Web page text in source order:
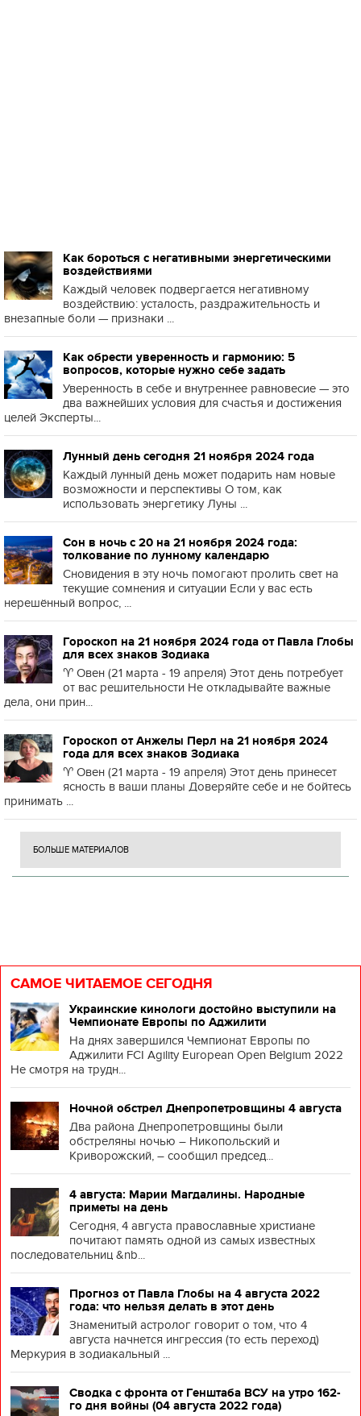
Как бороться с негативными энергетическими
воздействиями
Каждый человек подвергается негативному
воздействию: усталость, раздражительность и
внезапные боли — признаки ...
Как обрести уверенность и гармонию: 5
вопросов, которые нужно себе задать
Уверенность в себе и внутреннее равновесие — это
два важнейших условия для счастья и достижения
целей Эксперты...
Лунный день сегодня 21 ноября 2024 года
Каждый лунный день может подарить нам новые
возможности и перспективы О том, как
использовать энергетику Луны ...
Сон в ночь с 20 на 21 ноября 2024 года:
толкование по лунному календарю
Сновидения в эту ночь помогают пролить свет на
текущие сомнения и ситуации Если у вас есть
нерешённый вопрос, ...
Гороскоп на 21 ноября 2024 года от Павла Глобы
для всех знаков Зодиака
♈️ Овен (21 марта - 19 апреля) Этот день потребует
от вас решительности Не откладывайте важные
дела, они прин...
Гороскоп от Анжелы Перл на 21 ноября 2024
года для всех знаков Зодиака
♈️ Овен (21 марта - 19 апреля) Этот день принесет
ясность в ваши планы Доверяйте себе и не бойтесь
принимать ...
БОЛЬШЕ МАТЕРИАЛОВ
САМОЕ ЧИТАЕМОЕ СЕГОДНЯ
Украинские кинологи достойно выступили на
Чемпионате Европы по Аджилити
На днях завершился Чемпионат Европы по
Аджилити FCI Agility European Open Belgium 2022
Не смотря на трудн...
Ночной обстрел Днепропетровщины 4 августа
Два района Днепропетровщины были
обстреляны ночью – Никопольский и
Криворожский, – сообщил председ...
4 августа: Марии Магдалины. Народные
приметы на день
Сегодня, 4 августа православные христиане
почитают память одной из самых известных
последовательниц &nb...
Прогноз от Павла Глобы на 4 августа 2022
года: что нельзя делать в этот день
Знаменитый астролог говорит о том, что 4
августа начнется ингрессия (то есть переход)
Меркурия в зодиакальный ...
Сводка с фронта от Генштаба ВСУ на утро 162-
го дня войны (04 августа 2022 года)